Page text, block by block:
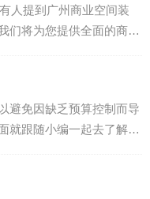
人提到广州商业空间装
们将为您提供全面的商业
避免因缺乏预算控制而导
就跟随小编一起去了解一